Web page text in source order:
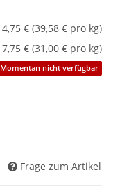
4,75 € (39,58 € pro kg)
7,75 € (31,00 € pro kg)
Momentan nicht verfügbar
Frage zum Artikel